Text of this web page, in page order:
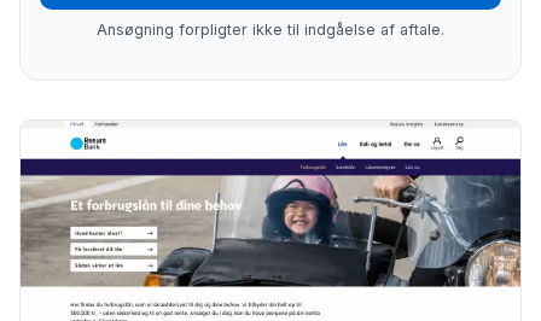
Ansøgning forpligter ikke til indgåelse af aftale.